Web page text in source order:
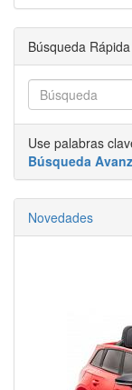
Búsqueda Rápida
Use palabras
Búsqueda
Novedades